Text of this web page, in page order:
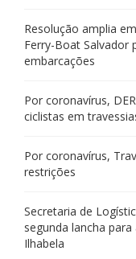
Resolução amplia
Ferry-Boat Salvador
embarcações
Por coronavírus,
ciclistas em
Por coronavírus,
restrições
Secretaria de
segunda lancha
Ilhabela